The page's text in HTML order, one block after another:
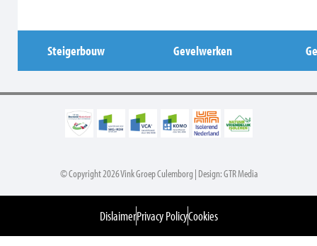
Steigerbouw Gevelwerken
© Copyright 2026 Vink Groep Culemborg | Design: GTR Media
DislaimerPrivacy PolicyCookies